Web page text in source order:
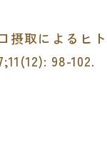
摂取によるヒト
98-102.